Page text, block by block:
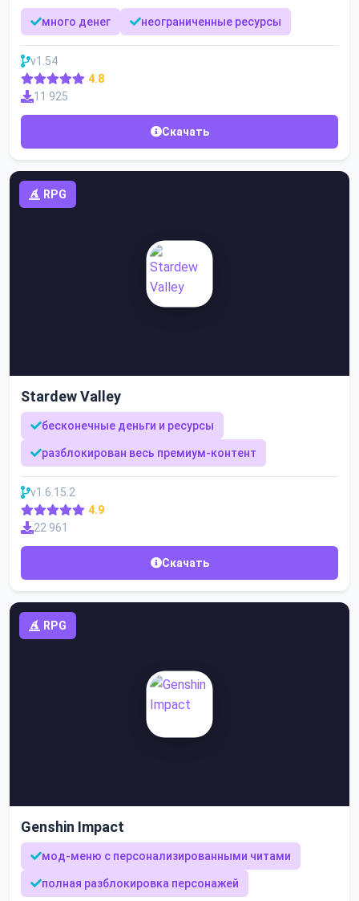
много денег неограниченные ресурсы
v1.54
4.8
11 925
Скачать
RPG
Stardew Valley
бесконечные деньги и ресурсы
разблокирован весь премиум-контент
v1.6.15.2
4.9
22 961
Скачать
RPG
Genshin Impact
мод-меню с персонализированными читами
полная разблокировка персонажей